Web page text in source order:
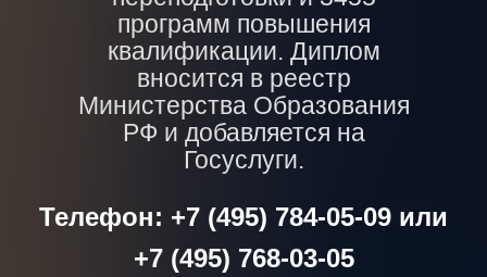
программ повышения
квалификации. Диплом
вносится в реестр
Министерства Образования
РФ и добавляется на
Госуслуги.
Телефон: +7 (495) 784-05-09 или
+7 (495) 768-03-05